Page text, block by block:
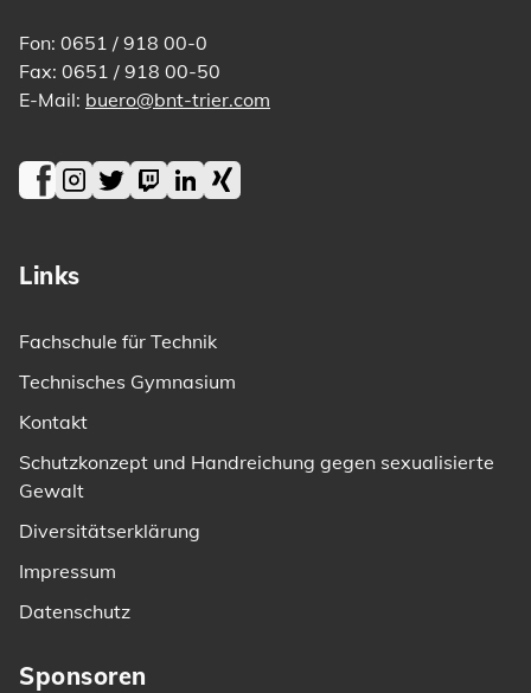
Fon: 0651 / 918 00-0
Fax: 0651 / 918 00-50
E-Mail: buero@bnt-trier.com
Facebook
Instagram
TwitterTwitchLinkedIn
Links
Fachschule für Technik
Technisches Gymnasium
Kontakt
Schutzkonzept und Handreichung gegen sexualisierte
Gewalt
Diversitätserklärung
Impressum
Datenschutz
Sponsoren